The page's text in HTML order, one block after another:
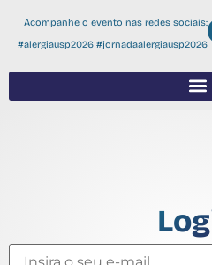
Acompanhe o evento nas redes sociais:
#alergiausp2026 #jornadaalergiausp2026